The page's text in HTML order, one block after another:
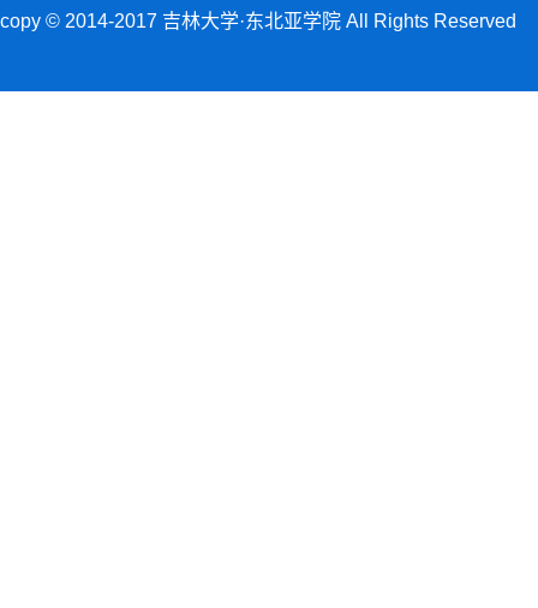
copy © 2014-2017 吉林大学·东北亚学院 All Rights Reserved